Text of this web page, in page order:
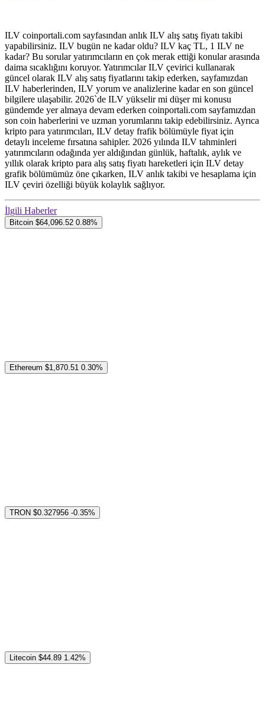
ILV coinportali.com sayfasından anlık ILV alış satış fiyatı takibi
yapabilirsiniz. ILV bugün ne kadar oldu? ILV kaç TL, 1 ILV ne
kadar? Bu sorular yatırımcıların en çok merak ettiği konular arasında
daima sıcaklığını koruyor. Yatırımcılar ILV çevirici kullanarak
güncel olarak ILV alış satış fiyatlarını takip ederken, sayfamızdan
ILV haberlerinden, ILV yorum ve analizlerine kadar en son güncel
bilgilere ulaşabilir. 2026`de ILV yükselir mi düşer mi konusu
gündemde yer almaya devam ederken coinportali.com sayfamızdan
son coin haberlerini ve uzman yorumlarını takip edebilirsiniz. Ayrıca
kripto para yatırımcıları, ILV detay frafik bölümüyle fiyat için
detaylı inceleme fırsatına sahipler. 2026 yılında ILV tahminleri
yatırımcıların odağında yer aldığından günlük, haftalık, aylık ve
yıllık olarak kripto para alış satış fiyatı hareketleri için ILV detay
grafik bölümümüz öne çıkarken, ILV anlık takibi ve hesaplama için
ILV çeviri özelliği büyük kolaylık sağlıyor.
İlgili Haberler
Bitcoin $64,096.52 0.88%
Ethereum $1,870.51 0.30%
TRON $0.327956 -0.35%
Litecoin $44.89 1.42%